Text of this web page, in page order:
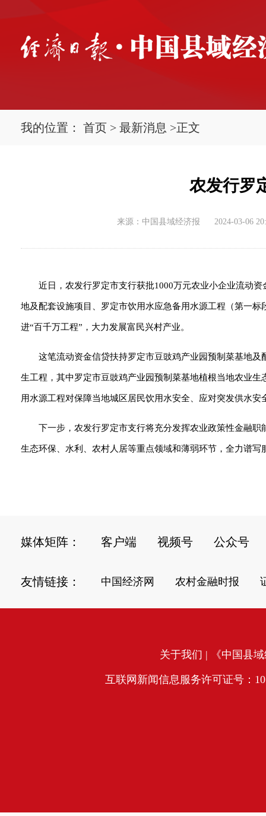
我的位置： 首页 > 最新消息 >正文
农发行罗
来源：中国县域经济报 2024-03-06
近日，农发行罗定市支行获批1000万元农业小企业流动
地及配套设施项目、罗定市饮用水应急备用水源工程（第一
进“百千万工程”，大力发展富民兴村产业。
这笔流动资金信贷扶持罗定市豆豉鸡产业园预制菜基地
生工程，其中罗定市豆豉鸡产业园预制菜基地植根当地农业
用水源工程对保障当地城区居民饮用水安全、应对突发供水
下一步，农发行罗定市支行将充分发挥农业政策性金融
生态环保、水利、农村人居等重点领域和薄弱环节，全力谱
媒体矩阵： 客户端 视频号 公众号
友情链接： 中国经济网 农村金融时报
关于我们 | 《中国县
互联网新闻信息服务许可证号：